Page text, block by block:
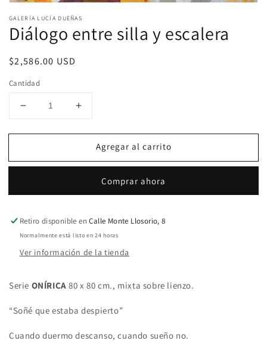
elemento
1
en
ventana
modal
GALERÍA LUCÍA DUEÑAS
Diálogo entre silla y escalera
Precio
$2,586.00 USD
Cantidad
Reducir
para
entre
escalera
Aumentar
para
Diálogo
entre
escalera
Agregar al carrito
Comprar ahora
Retiro disponible enCalle Monte Llosorio, 8
Normalmente está listo en 24 horas
Ver información de la tienda
Serie ONÍRICA 80 x 80 cm., mixta sobre lienzo.
“Soñé que estaba despierto”
Cuando duermo descanso, cuando sueño no.